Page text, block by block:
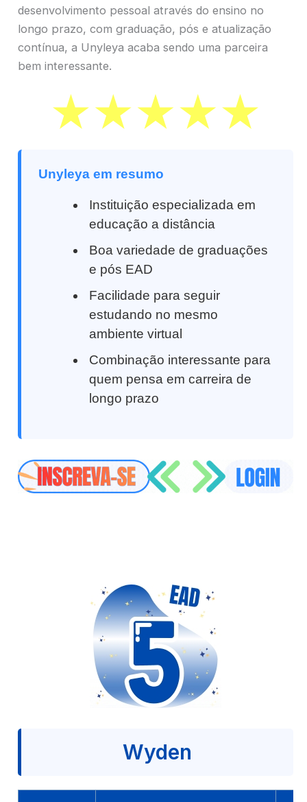
desenvolvimento pessoal através do ensino no
longo prazo, com graduação, pós e atualização
contínua, a Unyleya acaba sendo uma parceira
bem interessante.
Unyleya em resumo
Instituição especializada em
educação a distância
Boa variedade de graduações
e pós EAD
Facilidade para seguir
estudando no mesmo
ambiente virtual
Combinação interessante para
quem pensa em carreira de
longo prazo
Wyden